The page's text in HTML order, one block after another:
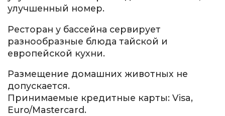
улучшенный номер.
Ресторан у бассейна сервирует
разнообразные блюда тайской и
европейской кухни.
Размещение домашних животных не
допускается.
Принимаемые кредитные карты: Visa,
Euro/Mastercard.